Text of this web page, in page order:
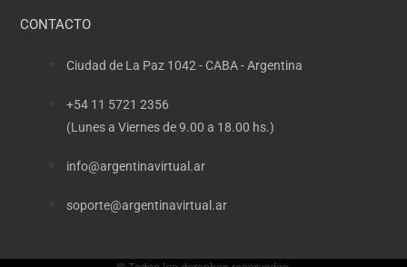
CONTACTO
Ciudad de La Paz 1042 - CABA - Argentina
+54 11 5721 2356
(Lunes a Viernes de 9.00 a 18.00 hs.)
info@argentinavirtual.ar
soporte@argentinavirtual.ar